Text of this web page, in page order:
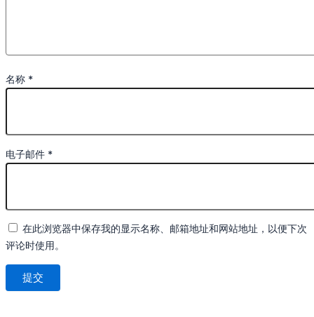
名称 *
电子邮件 *
在此浏览器中保存我的显示名称、邮箱地址和网站地址，以便下次
评论时使用。